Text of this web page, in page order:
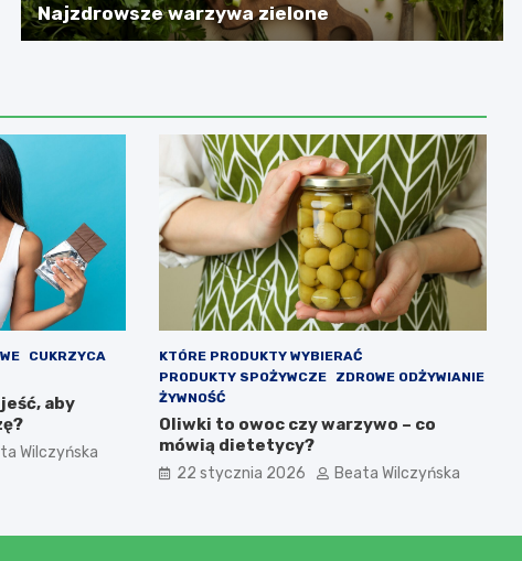
Najzdrowsze warzywa zielone
CUKRZYCA
aby
Wilczyńska
KTÓRE PRODUKTY WYBIERAĆ
PRODUKTY SPOŻYWCZE
ZDROWE ODŻYWIANIE
ŻYWNOŚĆ
Oliwki to owoc czy warzywo – co
mówią dietetycy?
22 stycznia 2026 Beata Wilczyńska